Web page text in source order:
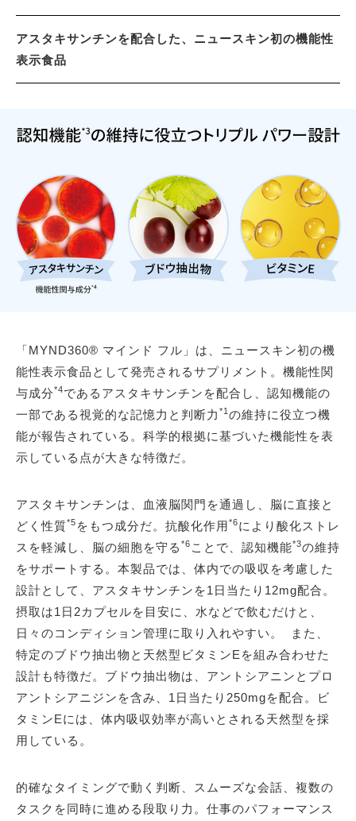
アスタキサンチンを配合した、ニュースキン初の機能性
表示食品
「MYND360® マインド フル」は、ニュースキン初の機
能性表示食品として発売されるサプリメント。機能性関
与成分*4であるアスタキサンチンを配合し、認知機能の
一部である視覚的な記憶力と判断力 *1 の維持に役立つ機
能が報告されている。科学的根拠に基づいた機能性を表
示している点が大きな特徴だ。
アスタキサンチンは、血液脳関門を通過し、脳に直接と
どく性質*5 をもつ成分だ。抗酸化作用*6により酸化ストレ
スを軽減し、脳の細胞を守る *6 ことで、認知機能*3の維持
をサポートする。本製品では、体内での吸収を考慮した
設計として、アスタキサンチンを1日当たり12mg配合。
摂取は1日2カプセルを目安に、水などで飲むだけと、
日々のコンディション管理に取り入れやすい。 また、
特定のブドウ抽出物と天然型ビタミンEを組み合わせた
設計も特徴だ。ブドウ抽出物は、アントシアニンとプロ
アントシアニジンを含み、1日当たり250mgを配合。ビ
タミンEには、体内吸収効率が高いとされる天然型を採
用している。
的確なタイミングで動く判断、スムーズな会話、複数の
タスクを同時に進める段取り力。仕事のパフォーマンス